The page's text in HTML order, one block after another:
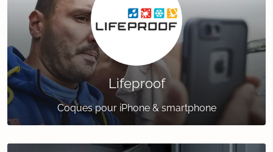
Lifeproof
Coques pour iPhone & smartphone